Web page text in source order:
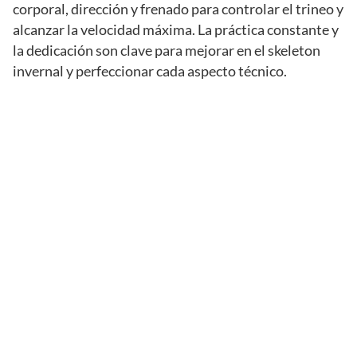
corporal, dirección y frenado para controlar el trineo y
alcanzar la velocidad máxima. La práctica constante y
la dedicación son clave para mejorar en el skeleton
invernal y perfeccionar cada aspecto técnico.